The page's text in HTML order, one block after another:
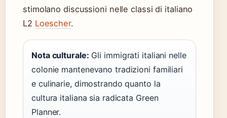
stimolano discussioni nelle classi di italiano
L2 Loescher.
Nota culturale: Gli immigrati italiani nelle
colonie mantenevano tradizioni familiari
e culinarie, dimostrando quanto la
cultura italiana sia radicata Green
Planner.